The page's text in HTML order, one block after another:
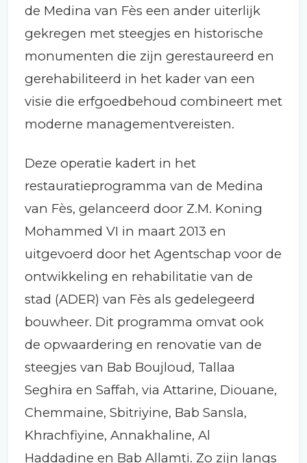
de Medina van Fès een ander uiterlijk
gekregen met steegjes en historische
monumenten die zijn gerestaureerd en
gerehabiliteerd in het kader van een
visie die erfgoedbehoud combineert met
moderne managementvereisten.
Deze operatie kadert in het
restauratieprogramma van de Medina
van Fès, gelanceerd door Z.M. Koning
Mohammed VI in maart 2013 en
uitgevoerd door het Agentschap voor de
ontwikkeling en rehabilitatie van de
stad (ADER) van Fès als gedelegeerd
bouwheer. Dit programma omvat ook
de opwaardering en renovatie van de
steegjes van Bab Boujloud, Tallaa
Seghira en Saffah, via Attarine, Diouane,
Chemmaine, Sbitriyine, Bab Sansla,
Khrachfiyine, Annakhaline, Al
Haddadine en Bab Allamti. Zo zijn langs